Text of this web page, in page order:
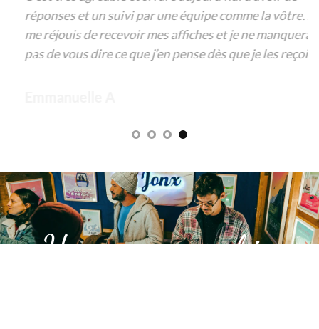
réponses et un suivi par une équipe comme la vôtre. Je
me réjouis de recevoir mes affiches et je ne manquerai
pas de vous dire ce que j’en pense dès que je les reçois.
« Un voyage graphique